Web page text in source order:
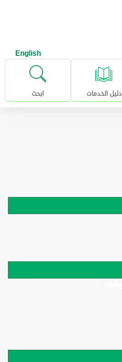
English
دليل الخدمات ابحث